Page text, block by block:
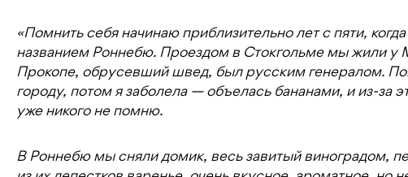
«Помнить себя начинаю приблизительно лет с пяти,
названием Роннебю. Проездом в Стокгольме мы жили у
Прокопе, обрусевший швед, был русским генералом.
городу, потом я заболела — объелась бананами, и из-за
уже никого не помню.
В Роннебю мы сняли домик, весь завитый виноградом,